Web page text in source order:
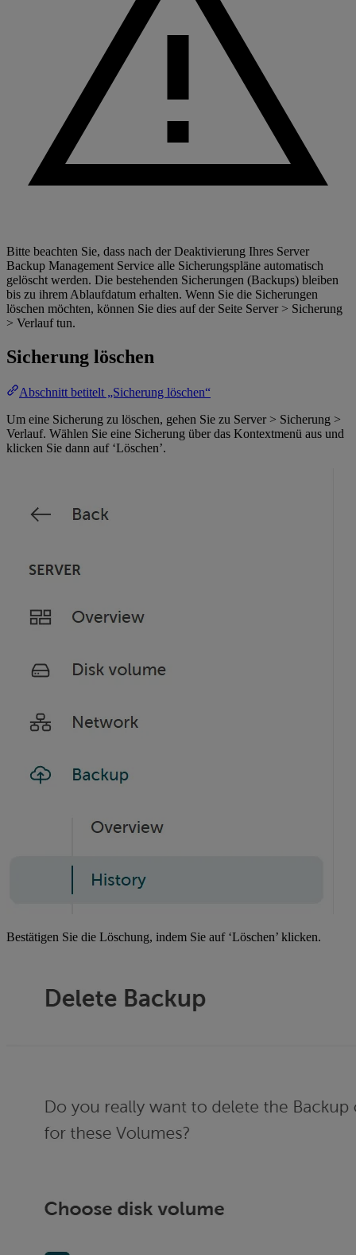
Bitte beachten Sie, dass nach der Deaktivierung Ihres Server
Backup Management Service alle Sicherungspläne automatisch
gelöscht werden. Die bestehenden Sicherungen (Backups) bleiben
bis zu ihrem Ablaufdatum erhalten. Wenn Sie die Sicherungen
löschen möchten, können Sie dies auf der Seite Server > Sicherung
> Verlauf tun.
Sicherung löschen
Abschnitt betitelt „Sicherung löschen“
Um eine Sicherung zu löschen, gehen Sie zu Server > Sicherung >
Verlauf. Wählen Sie eine Sicherung über das Kontextmenü aus und
klicken Sie dann auf ‘Löschen’.
Bestätigen Sie die Löschung, indem Sie auf ‘Löschen’ klicken.